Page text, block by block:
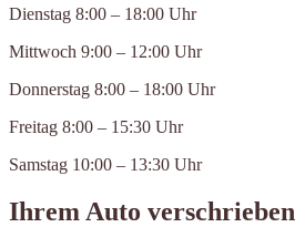
Dienstag 8:00 – 18:00 Uhr
Mittwoch 9:00 – 12:00 Uhr
Donnerstag 8:00 – 18:00 Uhr
Freitag 8:00 – 15:30 Uhr
Samstag 10:00 – 13:30 Uhr
Ihrem Auto verschrieben